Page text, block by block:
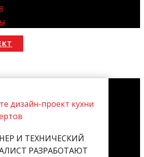
дизайн-проект кухни
И ТЕХНИЧЕСКИЙ
РАЗРАБОТАЮТ